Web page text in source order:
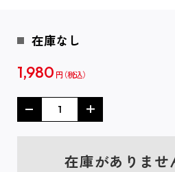
在庫なし
1,980 円
在庫がありませ